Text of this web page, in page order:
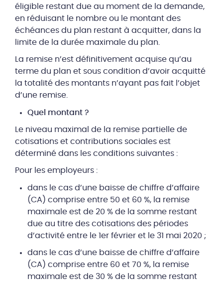
éligible restant due au moment de la demande,
en réduisant le nombre ou le montant des
échéances du plan restant à acquitter, dans la
limite de la durée maximale du plan.
La remise n’est définitivement acquise qu’au
terme du plan et sous condition d’avoir acquitté
la totalité des montants n’ayant pas fait l’objet
d’une remise.
Quel montant ?
Le niveau maximal de la remise partielle de
cotisations et contributions sociales est
déterminé dans les conditions suivantes :
Pour les employeurs :
dans le cas d’une baisse de chiffre d’affaire
(CA) comprise entre 50 et 60 %, la remise
maximale est de 20 % de la somme restant
due au titre des cotisations des périodes
d’activité entre le 1er février et le 31 mai 2020 ;
dans le cas d’une baisse de chiffre d’affaire
(CA) comprise entre 60 et 70 %, la remise
maximale est de 30 % de la somme restant